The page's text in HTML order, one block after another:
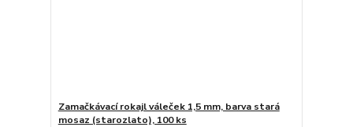
Zamačkávací rokajl váleček 1,5 mm, barva stará
mosaz (starozlato), 100 ks